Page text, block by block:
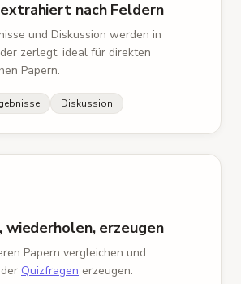
Lernbedingung.
Coder
doppelt kodiert über alle 256
eine dritte Person.
Methoden
: 2 × 2 Repeated-Measures ANOVA:
Komplexität.
nach Feldern
und Diskussion werden in
zerlegt, ideal für direkten
Papern.
Diskussion
wiederholen, erzeugen
Papern vergleichen und
Quizfragen erzeugen.